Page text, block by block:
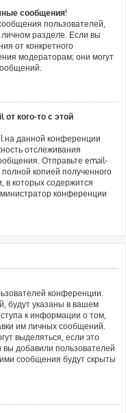
сообщения!
пользователей,
разделе. Если вы
от конкретного
модераторам; они могут
кого-то с этой
на данной конференции
отслеживания
Отправьте email-
копией полученного
в которых содержится
конференции
конференции.
будут указаны в вашем
к информации о том,
им личных сообщений.
выделяться, если это
добавили пользователей
сообщения будут скрыты